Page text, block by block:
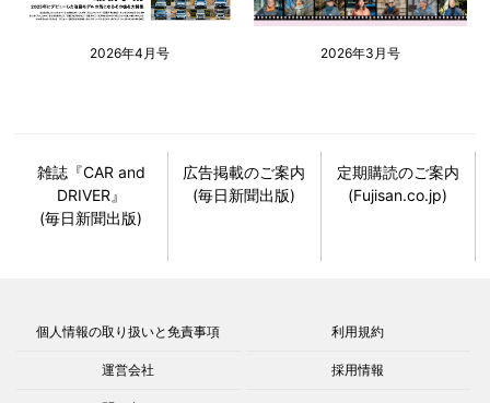
2026年4月号 2026年3月号
雑誌『CAR and
DRIVER』
(毎日新聞出版)
広告掲載のご案内
(毎日新聞出版)
定期購読のご案内
(Fujisan.co.jp)
個人情報の取り扱いと免責事項 利用規約
運営会社 採用情報